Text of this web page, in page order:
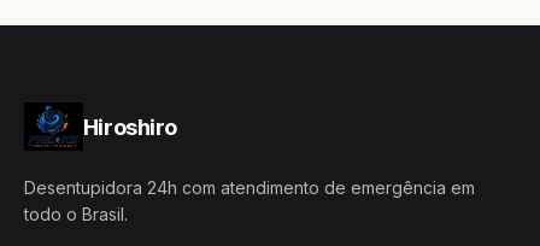
Hiroshiro
Desentupidora 24h com atendimento de emergência em
todo o Brasil.